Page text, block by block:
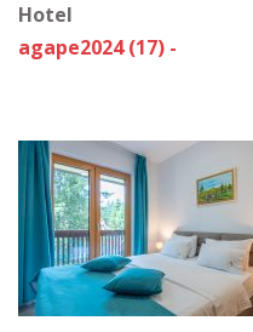
Hotel
agape2024 (17) -